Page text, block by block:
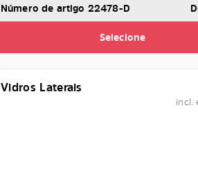
Número de artigo 22478-D
Selecione
Vidros Laterais
incl.